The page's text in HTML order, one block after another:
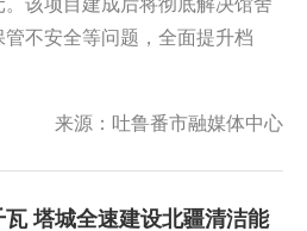
不安全等问题，全面提升档
来源：吐鲁番市融媒体中心
瓦 塔城全速建设北疆清洁能